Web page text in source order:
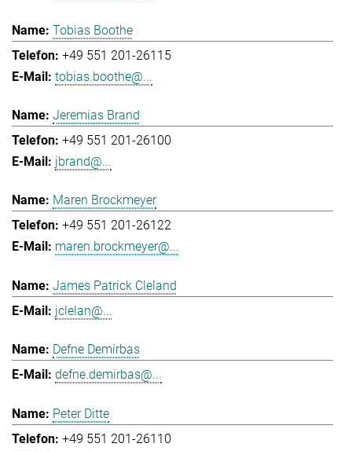
Tobias Boothe
+49 551 201-26115
tobias.boothe@...
Jeremias Brand
+49 551 201-26100
jbrand@...
Maren Brockmeyer
+49 551 201-26122
maren.brockmeyer@...
James Patrick Cleland
jclelan@...
Defne Demirbas
defne.demirbas@...
Peter Ditte
+49 551 201-26110